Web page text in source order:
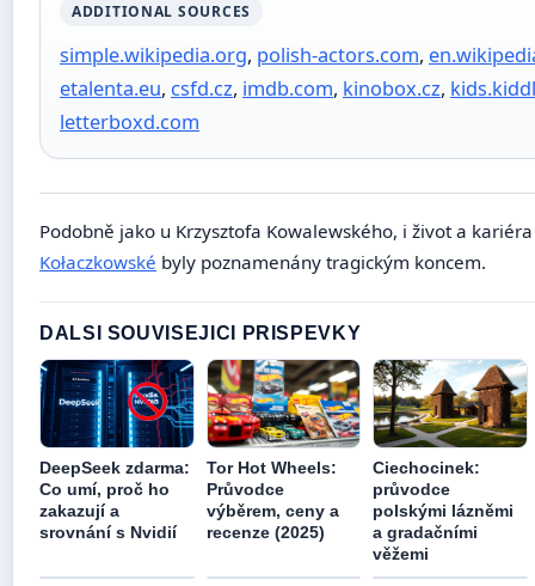
ADDITIONAL SOURCES
simple.wikipedia.org, polish-actors.com,
etalenta.eu, csfd.cz, imdb.com, kinobox.cz,
letterboxd.com
Podobně jako u Krzysztofa Kowalewského, i život a
Kołaczkowské byly poznamenány tragickým koncem.
DALSI SOUVISEJICI PRISPEVKY
DeepSeek zdarma:
Co umí, proč ho
zakazují a
srovnání s Nvidií
Tor Hot Wheels:
Průvodce
výběrem, ceny a
recenze (2025)
Ciechocinek:
průvodce
polskými lázněmi
a gradačními
věžemi